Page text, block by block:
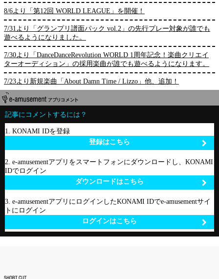
8/6より「第12回 WORLD LEAGUE」を開催！
7/31より「グランプリ譜面パック vol.2」の先行プレー対象が誰でも
遊べるようになりました。
7/30より「DanceDanceRevolution WORLD 1周年記念！楽曲クリエイ
ターオーディション」の採用楽曲が誰でも遊べるようになります。
7/23より新規楽曲「About Damn Time / Lizzo」他、追加！
記事にコメントするには？
1. KONAMI IDを登録
登録はこちら
2. e-amusementアプリをスマートフォンにダウンロードし、KONAMI
IDでログイン
ダウンロードはこちら
3. e-amusementアプリにログインしたKONAMI IDでe-amusementサイ
トにログイン
ログインはこちら